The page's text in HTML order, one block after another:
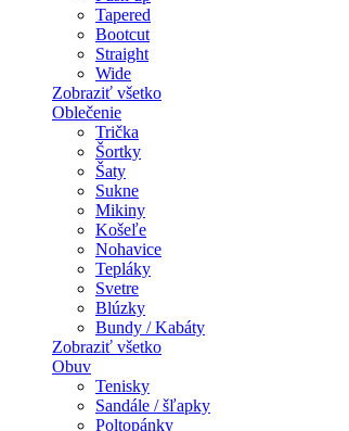
Tapered
Bootcut
Straight
Wide
Zobraziť všetko
Oblečenie
Trička
Šortky
Šaty
Sukne
Mikiny
Košeľe
Nohavice
Tepláky
Svetre
Blúzky
Bundy / Kabáty
Zobraziť všetko
Obuv
Tenisky
Sandále / šľapky
Poltopánky